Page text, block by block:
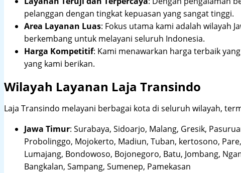
pelanggan dengan tingkat kepuasan yang sangat tinggi.
Area Layanan Luas: Fokus utama kami adalah wilayah
berkembang untuk melayani seluruh Indonesia.
Harga Kompetitif: Kami menawarkan harga terbaik
yang kami berikan.
Wilayah Layanan Laja Transindo
Laja Transindo melayani berbagai kota di seluruh wilayah,
Jawa Timur: Surabaya, Sidoarjo, Malang, Gresik,
Probolinggo, Mojokerto, Madiun, Tuban, kertosono,
Lumajang, Bondowoso, Bojonegoro, Batu, Jombang,
Bangkalan, Sampang, Sumenep, Pamekasan